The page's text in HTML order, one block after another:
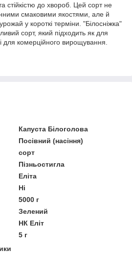
стійкістю до хвороб. Цей сорт не
смаковими якостями, але й
у короткі терміни. "Білосніжка"
сорт, який підходить як для
для комерційного вирощування.
Капуста Білоголова
Посівний (насіння)
сорт
Пізньостигла
Еліта
Ні
5000 г
Зелений
НК Еліт
5 г